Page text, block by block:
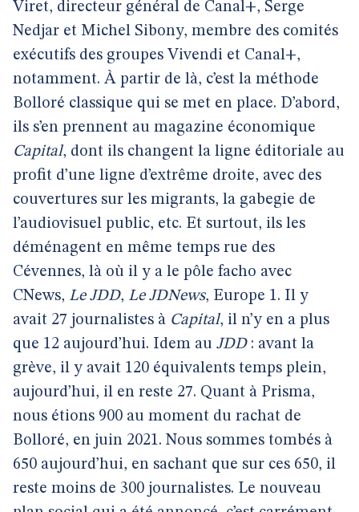
Viret, directeur général de Canal+, Serge
Nedjar et Michel Sibony, membre des comités
exécutifs des groupes Vivendi et Canal+,
notamment. À partir de là, c’est la méthode
Bolloré classique qui se met en place. D’abord,
ils s’en prennent au magazine économique
Capital, dont ils changent la ligne éditoriale au
profit d’une ligne d’extrême droite, avec des
couvertures sur les migrants, la gabegie de
l’audiovisuel public, etc. Et surtout, ils les
déménagent en même temps rue des
Cévennes, là où il y a le pôle facho avec
CNews, Le JDD, Le JDNews, Europe 1. Il y
avait 27 journalistes à Capital, il n’y en a plus
que 12 aujourd’hui. Idem au JDD: avant la
grève, il y avait 120 équivalents temps plein,
aujourd’hui, il en reste 27. Quant à Prisma,
nous étions 900 au moment du rachat de
Bolloré, en juin 2021. Nous sommes tombés à
650 aujourd’hui, en sachant que sur ces 650, il
reste moins de 300 journalistes. Le nouveau